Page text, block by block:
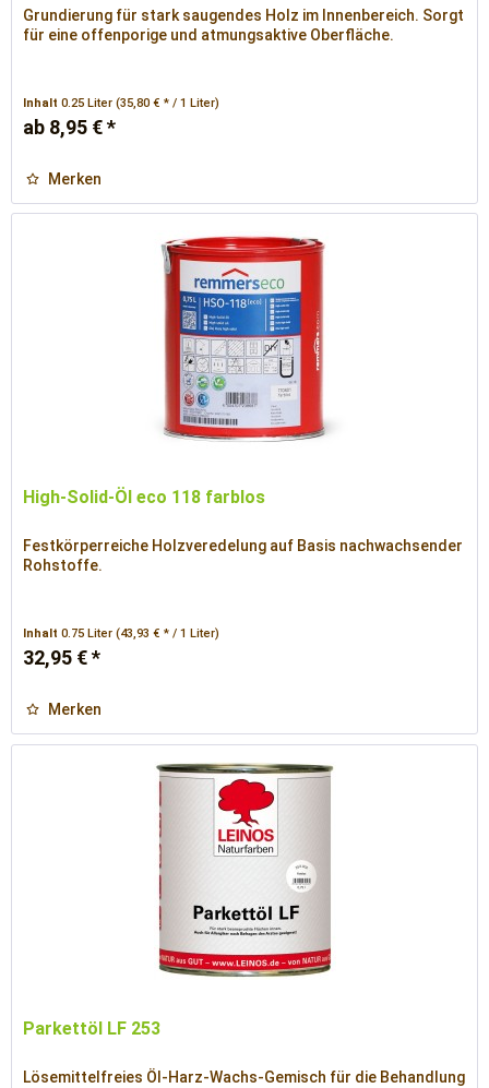
Grundierung für stark saugendes Holz im Innenbereich. Sorgt
für eine offenporige und atmungsaktive Oberfläche.
Inhalt0.25 Liter(35,80 € * / 1 Liter)
ab 8,95 € *
Merken
High-Solid-Öl eco 118 farblos
Festkörperreiche Holzveredelung auf Basis nachwachsender
Rohstoffe.
Inhalt0.75 Liter(43,93 € * / 1 Liter)
32,95 € *
Merken
Parkettöl LF 253
Lösemittelfreies Öl-Harz-Wachs-Gemisch für die Behandlung